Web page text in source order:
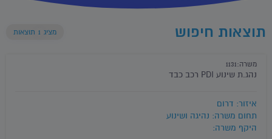
משרה:1131
נהג.ת שינוע PDI רכב כבד
איזור: דרום
תחום משרה: נהיגה ושינוע
היקף משרה:
תוצאות חיפוש מציג 1 תוצאות